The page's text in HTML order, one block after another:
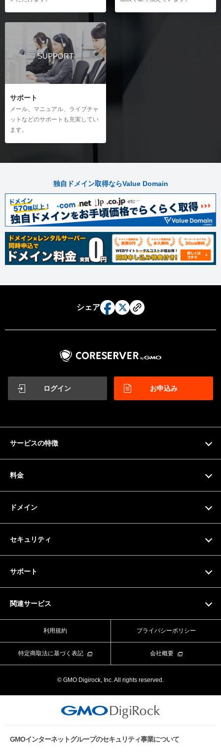
SUPPORT
サポート
メール、マニュアル、ライブチャ
ットなどのサポートも充実してい
ます。
独自ドメイン取得ならValue Domain
シェア
ログイン お申込み
サービスの特徴
サーバー仕様
料金
ドメイン
セキュリティ
サポート
関連サービス
Value Domain
Value Server
CORESERVER media
利用規約 プライバシーポリシー
特定商取法に基づく表記 会社概要
© GMO Digirock, Inc. All rights reserved.
GMOインターネットグループのセキュリティ事業について